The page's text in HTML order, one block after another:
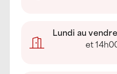
Lundi au
et